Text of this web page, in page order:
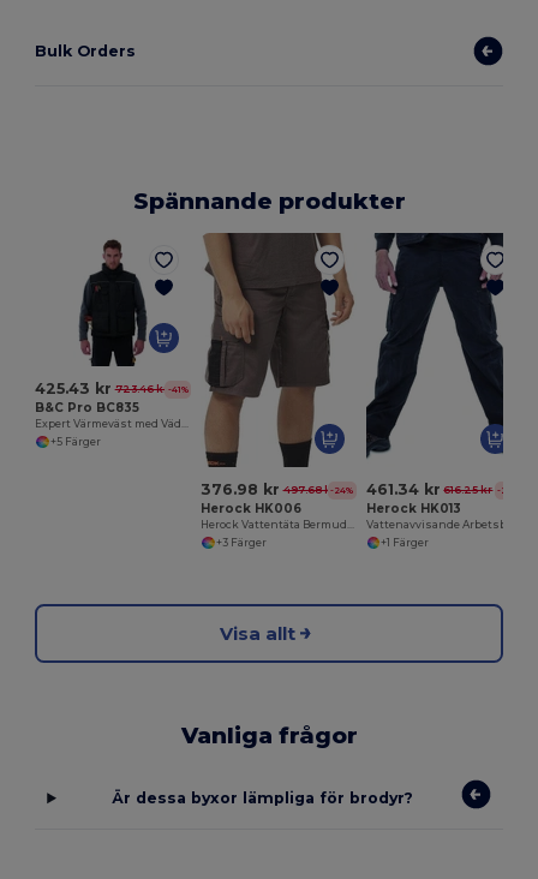
Bulk Orders
Spännande produkter
425.43 kr 723.46 kr -41%
B&C Pro BC835
Expert Värmeväst med Väderbeständig Funktion
+5 Färger
376.98 kr 497.68 kr-24%
Herock HK006
Herock Vattentäta Bermuda Shorts för Män
+3 Färger
461.34 kr 616.25 kr -25%
Herock HK013
+1 Färger
Visa allt
Vanliga frågor
Är dessa byxor lämpliga för brodyr?